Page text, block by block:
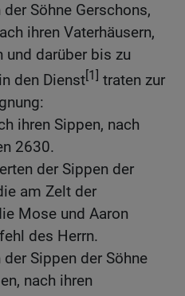
Söhne Gerschons,
ihren Vaterhäusern,
und darüber bis zu
den Dienst[1] traten zur
ihren Sippen, nach
2630.
der Sippen der
am Zelt der
Mose und Aaron
des Herrn.
Sippen der Söhne
nach ihren